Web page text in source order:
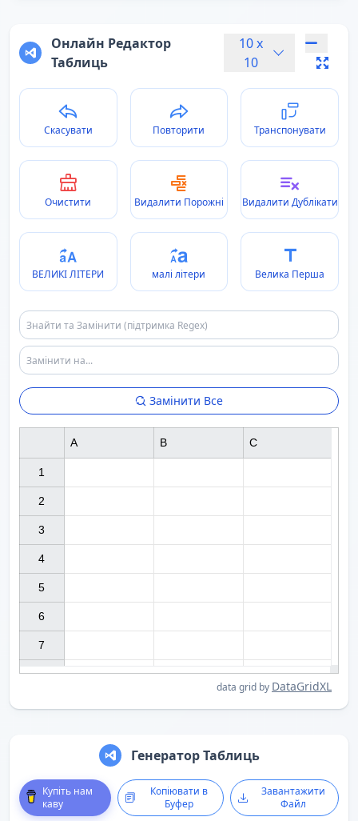
Онлайн Редактор
Таблиць
10x
10
Скасувати Повторити Транспонувати
Очистити Видалити Порожні Видалити Дублікати
ВЕЛИКІ ЛІТЕРИ малі літери Велика Перша
Замінити Все
data grid by DataGridXL
1
2
3
4
5
6
7
A B C
Генератор Таблиць
Купіть нам
каву
Копіювати в
Буфер
Завантажити
Файл